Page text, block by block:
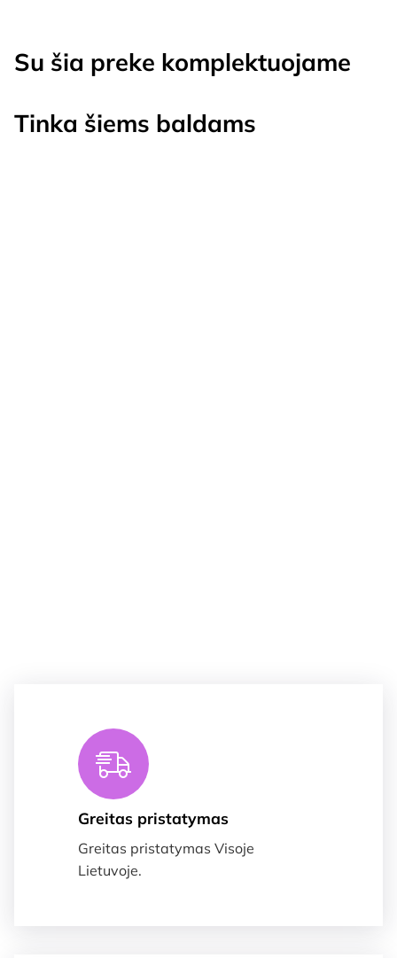
Su šia preke komplektuojame
Tinka šiems baldams
Greitas pristatymas
Greitas pristatymas Visoje
Lietuvoje.